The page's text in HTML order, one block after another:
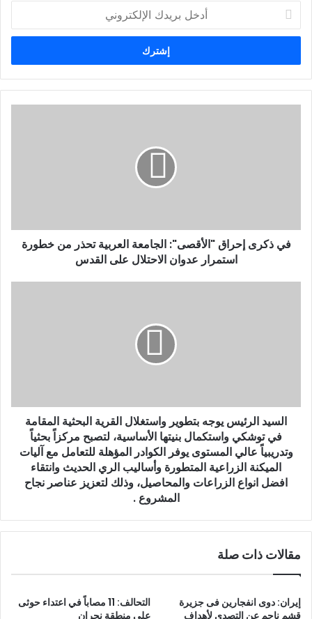
خ
ب
ر
في ذكرى إحراق "الأقصى": الجامعة العربية تحذر من خطورة
استمرار عدوان الاحتلال على القدس
السيد الرئيس يوجه بتطوير واستغلال القرية البحثية المقامة
في توشكي واستكمال بنيتها الأساسية، لتصبح مركزاً بحثياً
وتدريبياً عالي المستوى يوفر الكوادر المؤهلة للتعامل مع آليات
الميكنة الزراعية المتطورة وأساليب الري الحديث وانتقاء
افضل انواع الزراعات والمحاصيل، وذلك لتعزيز عناصر نجاح
المشروع .
مقالات ذات صلة
إيران: دوى انفجارين فى جزيرة
قشم ناجم عن التصدى لأهداف
التحالف: 11 مصاباً في اعتداء حوثى
على منطقة نجران